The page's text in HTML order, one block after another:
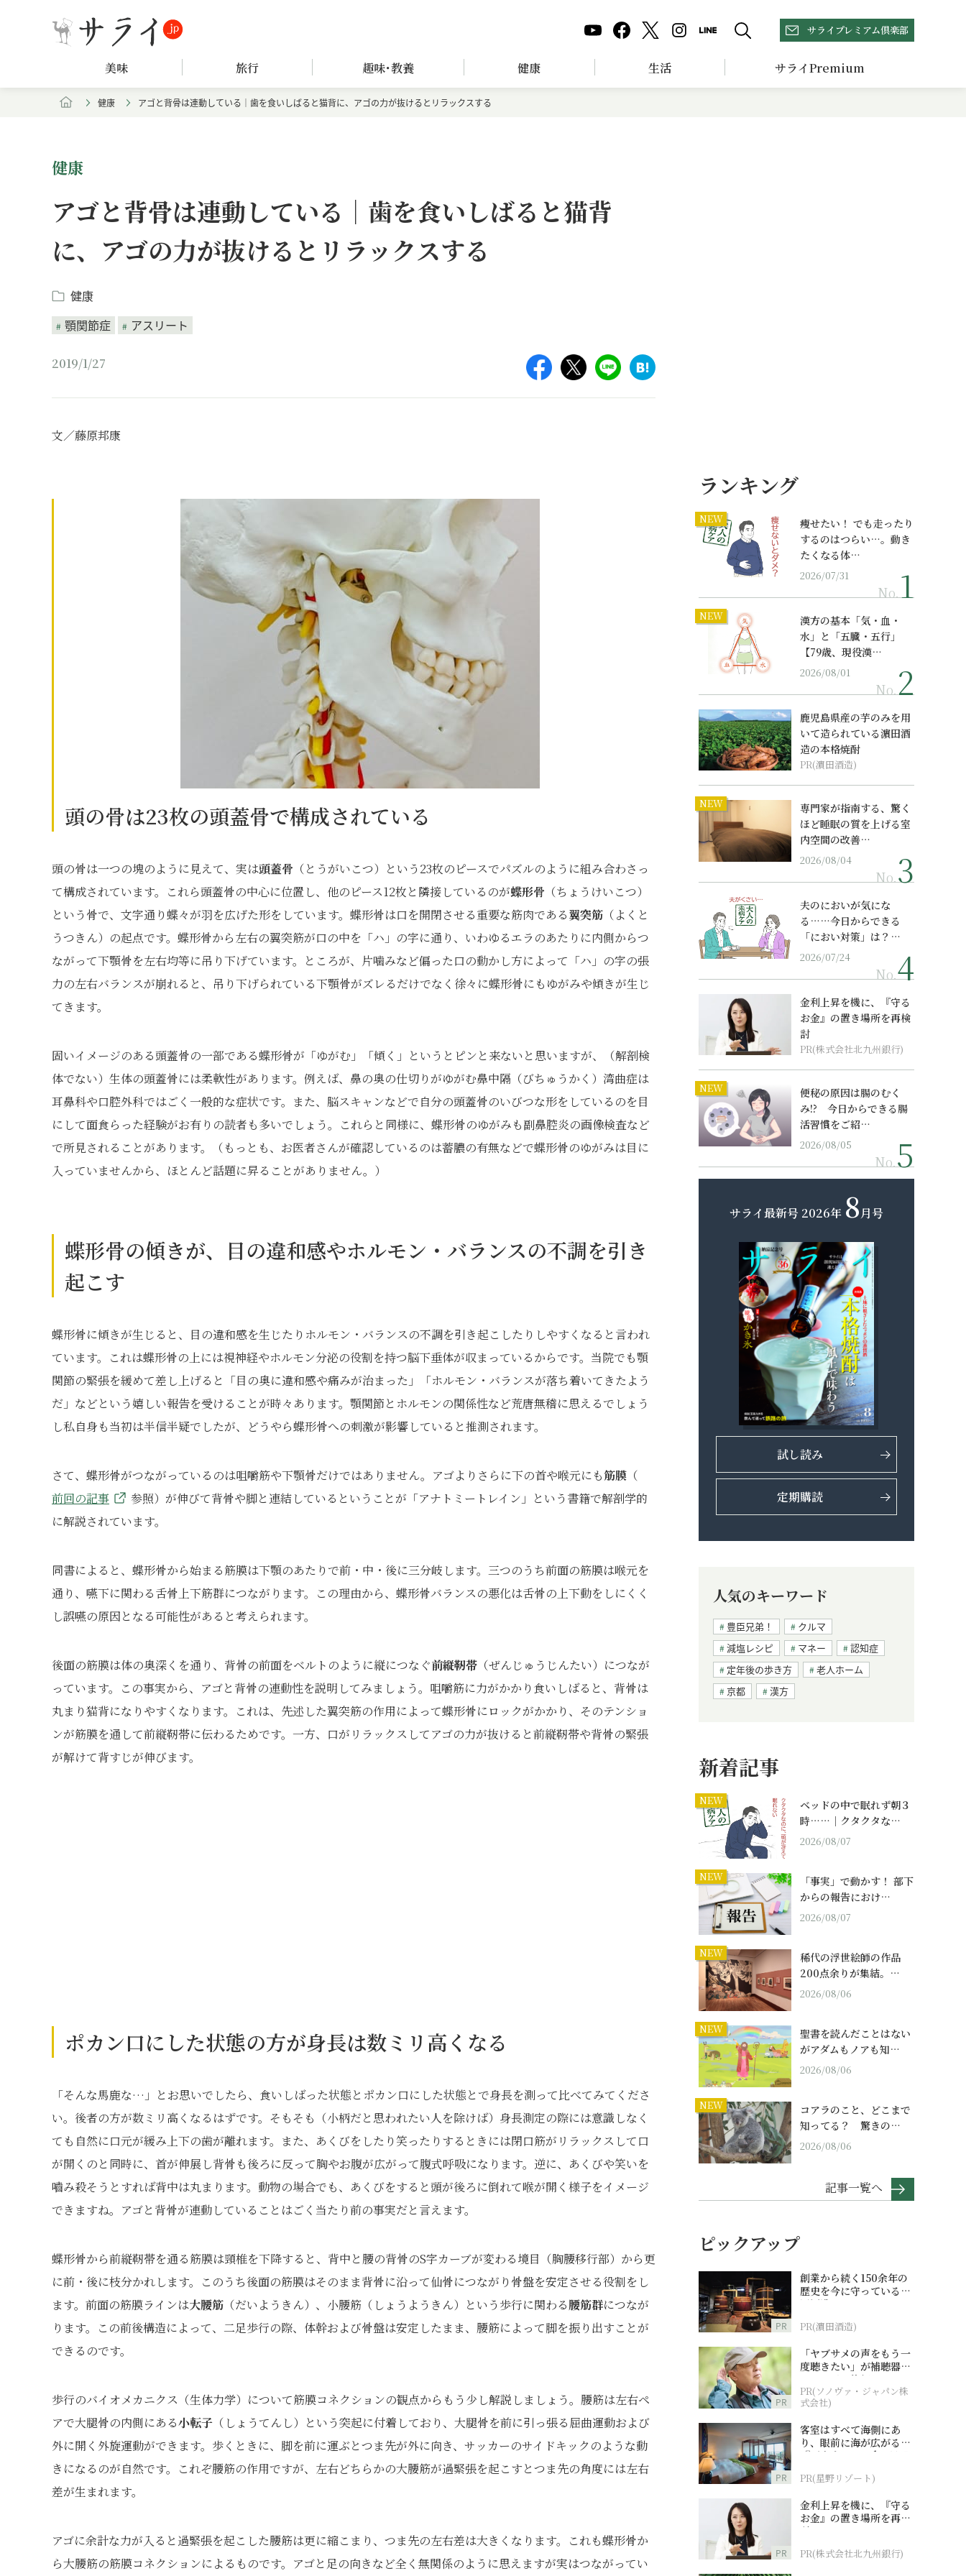
サライプレミアム倶楽部
美味 旅行 趣味･教養 健康 生活 サライPremium
健康 アゴと背骨は連動している｜歯を食いしばると猫背に、アゴの力が抜けるとリラックスする
健康
アゴと背骨は連動している｜歯を食いしばると猫背
に、アゴの力が抜けるとリラックスする
健康
顎関節症
アスリート
2019/1/27
文／藤原邦康
頭の骨は23枚の頭蓋骨で構成されている
頭の骨は一つの塊のように見えて、実は頭蓋骨 （とうがいこつ）という23枚のピースでパズルのように組み合わさっ
て構成されています。これら頭蓋骨の中心に位置し、他のピース12枚と隣接しているのが蝶形骨 （ちょうけいこつ）
という骨で、文字通り蝶々が羽を広げた形をしています。蝶形骨は口を開閉させる重要な筋肉である翼突筋 （よくと
うつきん）の起点です。蝶形骨から左右の翼突筋が口の中を「ハ」の字に通り、いわゆるエラのあたりに内側からつ
ながって下顎骨を左右均等に吊り下げています。ところが、片噛みなど偏った口の動かし方によって「ハ」の字の張
力の左右バランスが崩れると、吊り下げられている下顎骨がズレるだけでなく徐々に蝶形骨にもゆがみや傾きが生じ
てきます。
固いイメージのある頭蓋骨の一部である蝶形骨が「ゆがむ」「傾く」というとピンと来ないと思いますが、（解剖検
体でない）生体の頭蓋骨には柔軟性があります。例えば、鼻の奥の仕切りがゆがむ鼻中隔（びちゅうかく）湾曲症は
耳鼻科や口腔外科ではごく一般的な症状です。また、脳スキャンなどで自分の頭蓋骨のいびつな形をしているのを目
にして面食らった経験がお有りの読者も多いでしょう。これらと同様に、蝶形骨のゆがみも副鼻腔炎の画像検査など
で所見されることがあります。（もっとも、お医者さんが確認しているのは蓄膿の有無などで蝶形骨のゆがみは目に
入っていませんから、ほとんど話題に昇ることがありません。）
蝶形骨の傾きが、目の違和感やホルモン・バランスの不調を引き
起こす
蝶形骨に傾きが生じると、目の違和感を生じたりホルモン・バランスの不調を引き起こしたりしやすくなると言われ
ています。これは蝶形骨の上には視神経やホルモン分泌の役割を持つ脳下垂体が収まっているからです。当院でも顎
関節の緊張を緩めて差し上げると「目の奥に違和感や痛みが治まった」「ホルモン・バランスが落ち着いてきたよう
だ」などという嬉しい報告を受けることが時々あります。顎関節とホルモンの関係性など荒唐無稽に思えるでしょう
し私自身も当初は半信半疑でしたが、どうやら蝶形骨への刺激が影響していると推測されます。
さて、蝶形骨がつながっているのは咀嚼筋や下顎骨だけではありません。アゴよりさらに下の首や喉元にも筋膜 （
前回の記事
参照）が伸びて背骨や脚と連結しているということが「アナトミートレイン」という書籍で解剖学的
に解説されています。
同書によると、蝶形骨から始まる筋膜は下顎のあたりで前・中・後に三分岐します。三つのうち前面の筋膜は喉元を
通り、嚥下に関わる舌骨上下筋群につながります。この理由から、蝶形骨バランスの悪化は舌骨の上下動をしにくく
し誤嚥の原因となる可能性があると考えられます。
後面の筋膜は体の奥深くを通り、背骨の前面をベルトのように縦につなぐ前縦靭帯 （ぜんじゅうじんたい）につなが
っています。この事実から、アゴと背骨の連動性を説明してみましょう。咀嚼筋に力がかかり食いしばると、背骨は
丸まり猫背になりやすくなります。これは、先述した翼突筋の作用によって蝶形骨にロックがかかり、そのテンショ
ンが筋膜を通して前縦靭帯に伝わるためです。一方、口がリラックスしてアゴの力が抜けると前縦靭帯や背骨の緊張
が解けて背すじが伸びます。
ポカン口にした状態の方が身長は数ミリ高くなる
「そんな馬鹿な…」とお思いでしたら、食いしばった状態とポカン口にした状態とで身長を測って比べてみてくださ
い。後者の方が数ミリ高くなるはずです。そもそも（小柄だと思われたい人を除けば）身長測定の際には意識しなく
ても自然に口元が緩み上下の歯が離れます。また、あくびをしたり笑ったりするときには閉口筋がリラックスして口
が開くのと同時に、首が伸展し背骨も後ろに反って胸やお腹が広がって腹式呼吸になります。逆に、あくびや笑いを
嚙み殺そうとすれば背中は丸まります。動物の場合でも、あくびをすると頭が後ろに倒れて喉が開く様子をイメージ
できますね。アゴと背骨が連動していることはごく当たり前の事実だと言えます。
蝶形骨から前縦靭帯を通る筋膜は頸椎を下降すると、背中と腰の背骨のS字カーブが変わる境目（胸腰移行部）から更
に前・後に枝分かれします。このうち後面の筋膜はそのまま背骨に沿って仙骨につながり骨盤を安定させる役割をし
ます。前面の筋膜ラインは大腰筋 （だいようきん）、小腰筋（しょうようきん）という歩行に関わる腰筋群につなが
ります。この前後構造によって、二足歩行の際、体幹および骨盤は安定したまま、腰筋によって脚を振り出すことが
できるのです。
歩行のバイオメカニクス（生体力学）について筋膜コネクションの観点からもう少し解説しましょう。腰筋は左右ペ
アで大腿骨の内側にある小転子 （しょうてんし）という突起に付着しており、大腿骨を前に引っ張る屈曲運動および
外に開く外旋運動ができます。歩くときに、脚を前に運ぶとつま先が外に向き、サッカーのサイドキックのような動
きになるのが自然です。これぞ腰筋の作用ですが、左右どちらかの大腰筋が過緊張を起こすとつま先の角度には左右
差が生まれます。
アゴに余計な力が入ると過緊張を起こした腰筋は更に縮こまり、つま先の左右差は大きくなります。これも蝶形骨か
ら大腰筋の筋膜コネクションによるものです。アゴと足の向きなど全く無関係のように思えますが実はつながってい
ランキング
NEW
痩せたい！ でも走ったり
するのはつらい…。動き
たくなる体…
2026/07/31
No.
NEW
漢方の基本「気・血・
水」と「五臓・五行」
【79歳、現役漢…
2026/08/01
No.
鹿児島県産の芋のみを用
いて造られている濵田酒
造の本格焼酎
PR(濵田酒造)
NEW
専門家が指南する、驚く
ほど睡眠の質を上げる室
内空間の改善…
2026/08/04
No.
夫のにおいが気にな
る……今日からできる
「におい対策」は？…
2026/07/24
No.
金利上昇を機に、『守る
お金』の置き場所を再検
討
PR(株式会社北九州銀行)
NEW
便秘の原因は腸のむく
み!? 今日からできる腸
活習慣をご紹…
2026/08/05
No.
サライ最新号 2026年 8月号
試し読み
定期購読
人気のキーワード
豊臣兄弟！
クルマ
減塩レシピ
マネー
認知症
定年後の歩き方
老人ホーム
京都
漢方
新着記事
NEW
ベッドの中で眠れず朝３
時……｜クタクタな…
2026/08/07
NEW
「事実」で動かす！ 部下
からの報告におけ…
2026/08/07
NEW
稀代の浮世絵師の作品
200点余りが集結。…
2026/08/06
NEW
聖書を読んだことはない
がアダムもノアも知…
2026/08/06
NEW
コアラのこと、どこまで
知ってる？ 驚きの…
2026/08/06
記事一覧へ
ピックアップ
PR
創業から続く150余年の
歴史を今に守っている濵
田酒造
PR(濵田酒造)
PR
「ヤブサメの声をもう一
度聴きたい」が補聴器チ
ャレンジの後押しに
PR(ソノヴァ・ジャパン株
式会社)
PR
客室はすべて海側にあ
り、眼前に海が広がる
『西表島ホテル by 星野
PR(星野リゾート)
PR
金利上昇を機に、『守る
お金』の置き場所を再検
討
PR(株式会社北九州銀行)